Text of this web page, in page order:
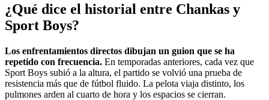
¿Qué dice el historial entre Chankas y
Sport Boys?
Los enfrentamientos directos dibujan un guion que se ha
repetido con frecuencia. En temporadas anteriores, cada vez que
Sport Boys subió a la altura, el partido se volvió una prueba de
resistencia más que de fútbol fluido. La pelota viaja distinto, los
pulmones arden al cuarto de hora y los espacios se cierran.